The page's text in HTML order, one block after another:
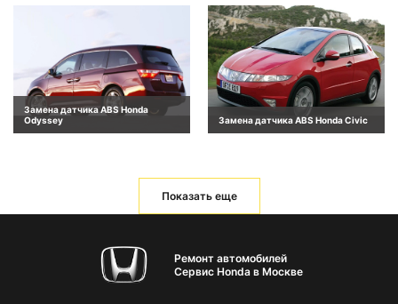
Замена датчика ABS Honda
Odyssey
Замена датчика ABS Honda Civic
Показать еще
Ремонт автомобилей
Сервис Honda в Москве